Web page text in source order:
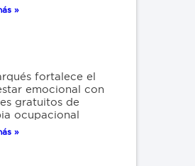
»
fortalece el
emocional con
gratuitos de
ocupacional
»